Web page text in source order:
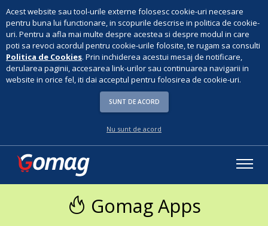
Acest website sau tool-urile externe folosesc cookie-uri necesare
pentru buna lui functionare, in scopurile descrise in politica de cookie-
uri. Pentru a afla mai multe despre acestea si despre modul in care
poti sa revoci acordul pentru cookie-urile folosite, te rugam sa consulti
Politica de Cookies. Prin inchiderea acestui mesaj de notificare,
derularea paginii, accesarea link-urilor sau continuarea navigarii in
website in orice fel, iti dai acceptul pentru folosirea de cookie-uri.
SUNT DE ACORD
Nu sunt de acord
Gomag Apps